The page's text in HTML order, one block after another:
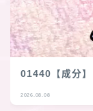
01440【成分
2026.08.08